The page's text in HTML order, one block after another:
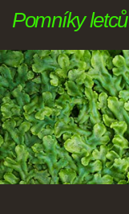
Pomníky letců